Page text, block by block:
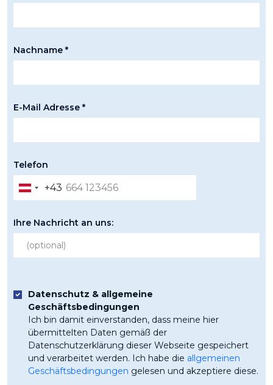
Nachname *
E-Mail Adresse *
Telefon
Austria
+43
+43
Ihre Nachricht an uns:
Datenschutz & allgemeine
Geschäftsbedingungen
Ich bin damit einverstanden, dass meine hier
übermittelten Daten gemäß der
Datenschutzerklärung dieser Webseite gespeichert
und verarbeitet werden. Ich habe die allgemeinen
Geschäftsbedingungen gelesen und akzeptiere diese.